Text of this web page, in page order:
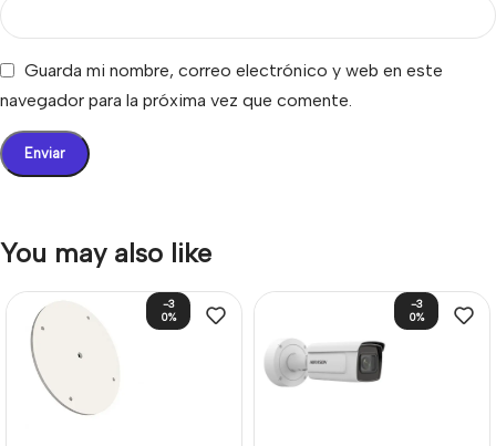
Guarda mi nombre, correo electrónico y web en este
navegador para la próxima vez que comente.
You may also like
-3
0%
-3
0%